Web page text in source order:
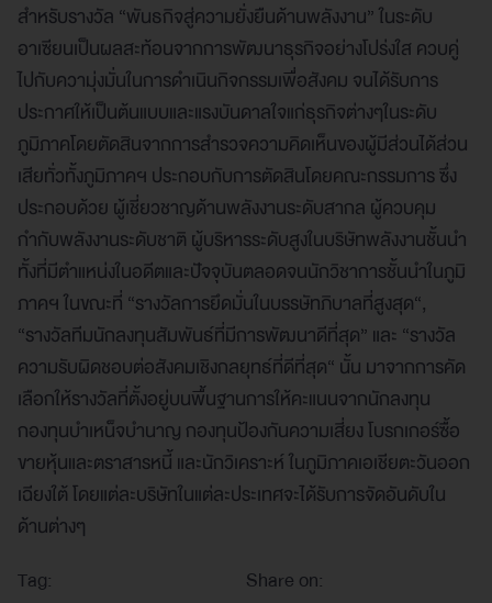
สำหรับรางวัล “พันธกิจสู่ความยั่งยืนด้านพลังงาน” ในระดับ
อาเซียนเป็นผลสะท้อนจากการพัฒนาธุรกิจอย่างโปร่งใส ควบคู่
ไปกับความุ่งมั่นในการดำเนินกิจกรรมเพื่อสังคม จนได้รับการ
ประกาศให้เป็นต้นแบบและแรงบันดาลใจแก่ธุรกิจต่างๆในระดับ
ภูมิภาคโดยตัดสินจากการสำรวจความคิดเห็นของผู้มีส่วนได้ส่วน
เสียทั่วทั้งภูมิภาคฯ ประกอบกับการตัดสินโดยคณะกรรมการ ซึ่ง
ประกอบด้วย ผู้เชี่ยวชาญด้านพลังงานระดับสากล ผู้ควบคุม
กำกับพลังงานระดับชาติ ผู้บริหารระดับสูงในบริษัทพลังงานชั้นนำ
ทั้งที่มีตำแหน่งในอดีตและปัจจุบันตลอดจนนักวิชาการชั้นนำในภูมิ
ภาคฯ ในขณะที่ “รางวัลการยึดมั่นในบรรษัทภิบาลที่สูงสุด“,
“รางวัลทีมนักลงทุนสัมพันธ์ที่มีการพัฒนาดีที่สุด” และ “รางวัล
ความรับผิดชอบต่อสังคมเชิงกลยุทธ์ที่ดีที่สุด“ นั้น มาจากการคัด
เลือกให้รางวัลที่ตั้งอยู่บนพื้นฐานการให้คะแนนจากนักลงทุน
กองทุนบำเหน็จบำนาญ กองทุนป้องกันความเสี่ยง โบรกเกอร์ซื้อ
ขายหุ้นและตราสารหนี้ และนักวิเคราะห์ ในภูมิภาคเอเชียตะวันออก
เฉียงใต้ โดยแต่ละบริษัทในแต่ละประเทศจะได้รับการจัดอันดับใน
ด้านต่างๆ
Tag:
Share on: